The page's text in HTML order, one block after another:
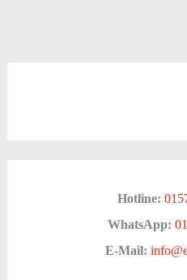
Hotline:
WhatsApp:
E-Mail: